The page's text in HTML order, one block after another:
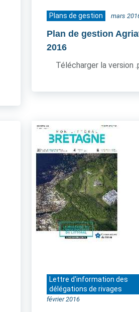
Plans de gestion mars
Plan de gestion
2016
Télécharger la version
Lettre d'information des
délégations de rivages
février 2016